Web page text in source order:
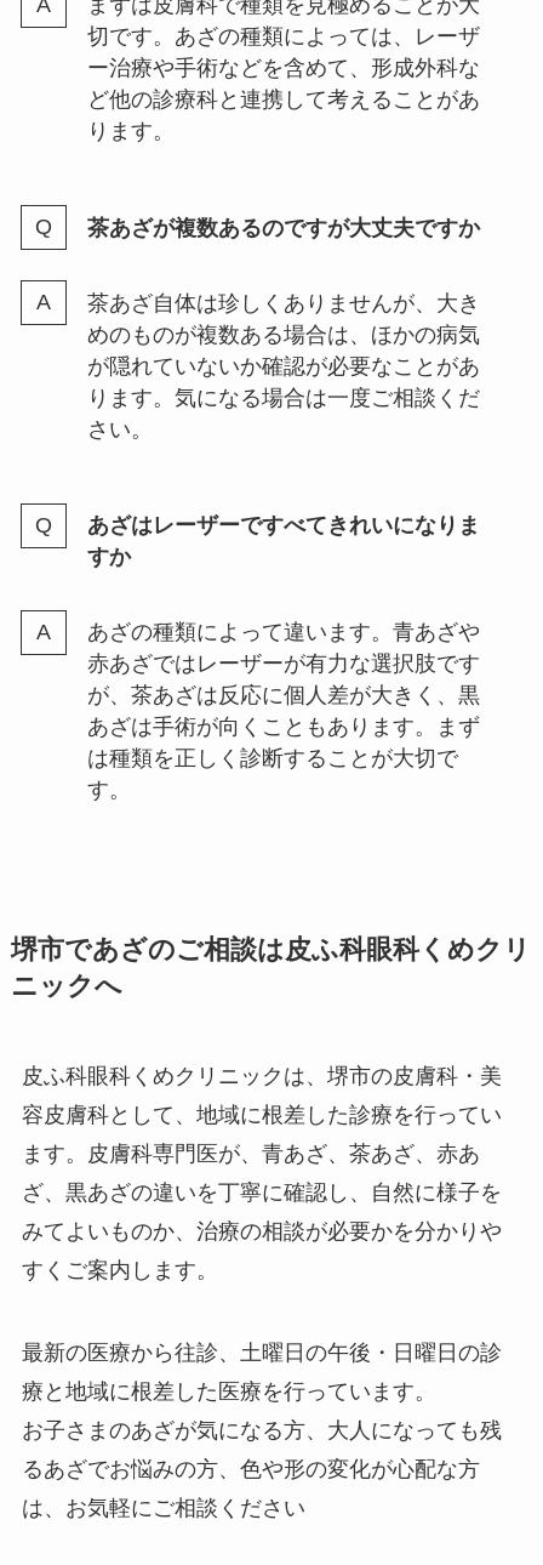
まずは皮膚科で種類を見極めることが大
切です。あざの種類によっては、レーザ
ー治療や手術などを含めて、形成外科な
ど他の診療科と連携して考えることがあ
ります。
茶あざが複数あるのですが大丈夫ですか
茶あざ自体は珍しくありませんが、大き
めのものが複数ある場合は、ほかの病気
が隠れていないか確認が必要なことがあ
ります。気になる場合は一度ご相談くだ
さい。
あざはレーザーですべてきれいになりま
すか
あざの種類によって違います。青あざや
赤あざではレーザーが有力な選択肢です
が、茶あざは反応に個人差が大きく、黒
あざは手術が向くこともあります。まず
は種類を正しく診断することが大切で
す。
堺市であざのご相談は皮ふ科眼科くめクリ
ニックへ
皮ふ科眼科くめクリニックは、堺市の皮膚科・美
容皮膚科として、地域に根差した診療を行ってい
ます。皮膚科専門医が、青あざ、茶あざ、赤あ
ざ、黒あざの違いを丁寧に確認し、自然に様子を
みてよいものか、治療の相談が必要かを分かりや
すくご案内します。
最新の医療から往診、土曜日の午後・日曜日の診
療と地域に根差した医療を行っています。
お子さまのあざが気になる方、大人になっても残
るあざでお悩みの方、色や形の変化が心配な方
は、お気軽にご相談ください